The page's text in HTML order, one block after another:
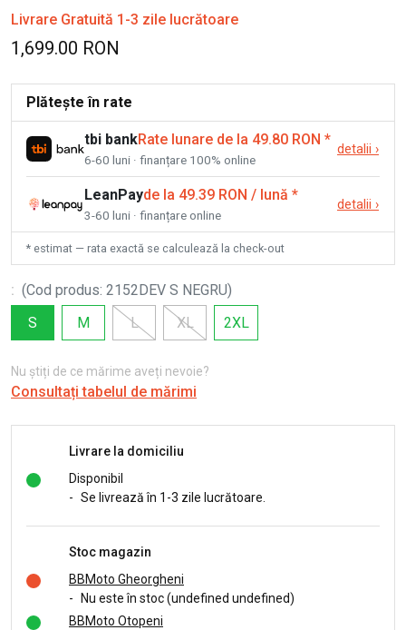
Livrare Gratuită 1-3 zile lucrătoare
1,699.00 RON
Plătește în rate
tbi bankRate lunare de la 49.80 RON *
6-60 luni · finanțare 100% online
detalii ›
LeanPayde la 49.39 RON / lună *
3-60 luni · finanțare online
detalii ›
* estimat — rata exactă se calculează la check-out
: (Cod produs: 2152DEV S NEGRU)
S
M L XL 2XL
Nu știți de ce mărime aveți nevoie?
Consultați tabelul de mărimi
Livrare la domiciliu
Disponibil
- Se livrează în 1-3 zile lucrătoare.
Stoc magazin
BBMoto Gheorgheni
-
Nu este în stoc (undefined undefined)
BBMoto Otopeni